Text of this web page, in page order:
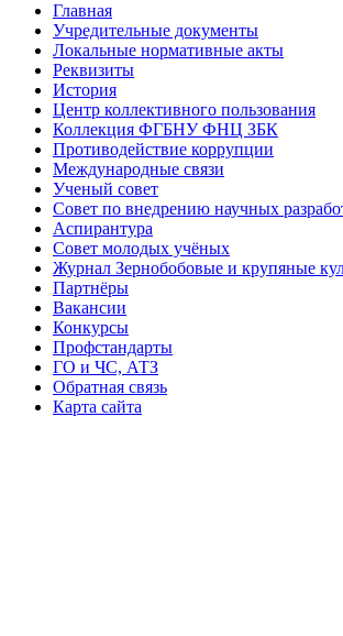
Главная
Учредительные документы
Локальные нормативные акты
Реквизиты
История
Центр коллективного пользования
Коллекция ФГБНУ ФНЦ ЗБК
Противодействие коррупции
Международные связи
Ученый совет
Совет по внедрению научных
Аспирантура
Совет молодых учёных
Журнал Зернобобовые и крупяные
Партнёры
Вакансии
Конкурсы
Профстандарты
ГО и ЧС, АТЗ
Обратная связь
Карта сайта